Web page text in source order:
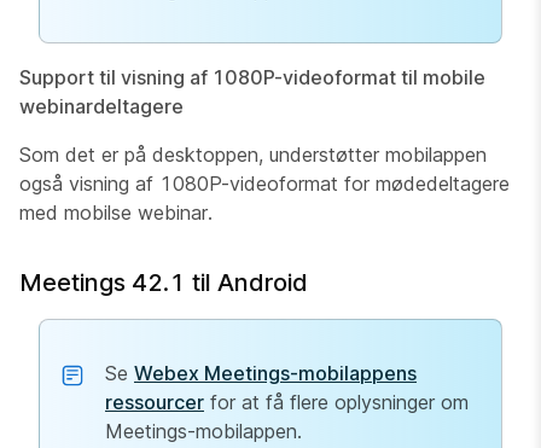
Support til visning af 1080P-videoformat til mobile
webinardeltagere
Som det er på desktoppen, understøtter mobilappen
også visning af 1080P-videoformat for mødedeltagere
med mobilse webinar.
Meetings 42.1 til Android
Se Webex Meetings-mobilappens
ressourcer for at få flere oplysninger om
Meetings-mobilappen.